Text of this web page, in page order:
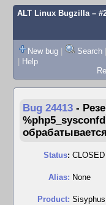
ALT Linux Bugzilla–
New bug | Search |
| Help
Bug 24413 -
Status:
Alias: None
Product: Sisyphus